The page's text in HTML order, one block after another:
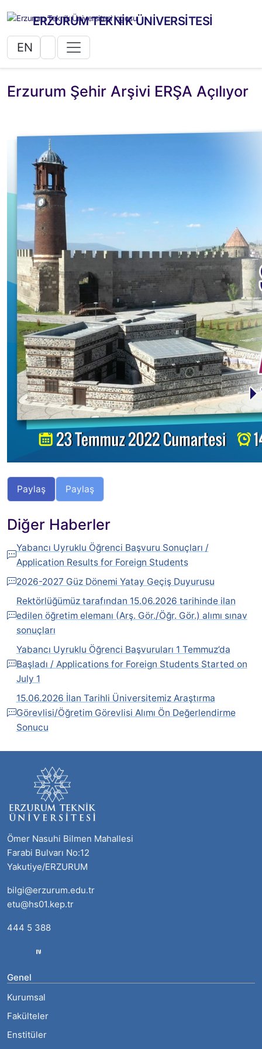
ERZURUM TEKNİK ÜNİVERSİTESİ
EN
Erzurum Şehir Arşivi ERŞA Açılıyor
Paylaş Paylaş
Diğer Haberler
Yabancı Uyruklu Öğrenci Başvuru Sonuçları /
Application Results for Foreign Students
2026-2027 Güz Dönemi Yatay Geçiş Duyurusu
Rektörlüğümüz tarafından 15.06.2026 tarihinde ilan
edilen öğretim elemanı (Arş. Gör./Öğr. Gör.) alımı sınav
sonuçları
Yabancı Uyruklu Öğrenci Başvuruları 1 Temmuz’da
Başladı / Applications for Foreign Students Started on
July 1
15.06.2026 İlan Tarihli Üniversitemiz Araştırma
Görevlisi/Öğretim Görevlisi Alımı Ön Değerlendirme
Sonucu
Ömer Nasuhi Bilmen Mahallesi
Farabi Bulvarı No:12
Yakutiye/ERZURUM
bilgi@erzurum.edu.tr
etu@hs01.kep.tr
444 5 388
Genel
Kurumsal
Fakülteler
Enstitüler